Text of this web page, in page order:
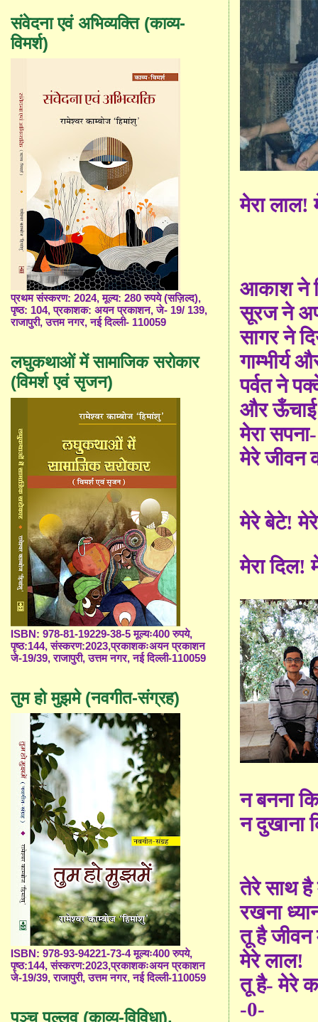
मेरा लाल!
आकाश ने
सूरज ने
सागर ने
गाम्भीर्य
पर्वत ने
और
मेरा सपना-
मेरे जीवन
मेरे बेटे!
मेरा दिल!
न बनना
न दुखाना
तेरे साथ है
रखना
तू है जीवन
मेरे लाल!
तू है- मेरे
-0-
संवेदना एवं अभिव्यक्ति (काव्य-
विमर्श)
प्रथम संस्करण: 2024, मूल्य: 280 रुपये (सज़िल्द),
पृष्ठ: 104, प्रकाशक: अयन प्रकाशन, जे- 19/ 139,
राजापुरी, उत्तम नगर, नई दिल्ली- 110059
लघुकथाओं में सामाजिक सरोकार
(विमर्श एवं सृजन)
ISBN: 978-81-19229-38-5 मूल्यः400 रुपये,
पृष्ठ:144, संस्करण:2023,प्रकाशकःअयन प्रकाशन
जे-19/39, राजापुरी, उत्तम नगर, नई दिल्ली-110059
तुम हो मुझमे (नवगीत-संग्रह)
ISBN: 978-93-94221-73-4 मूल्यः400 रुपये,
पृष्ठ:144, संस्करण:2023,प्रकाशकःअयन प्रकाशन
जे-19/39, राजापुरी, उत्तम नगर, नई दिल्ली-110059
पञ्च पल्लव (काव्य-विविधा),